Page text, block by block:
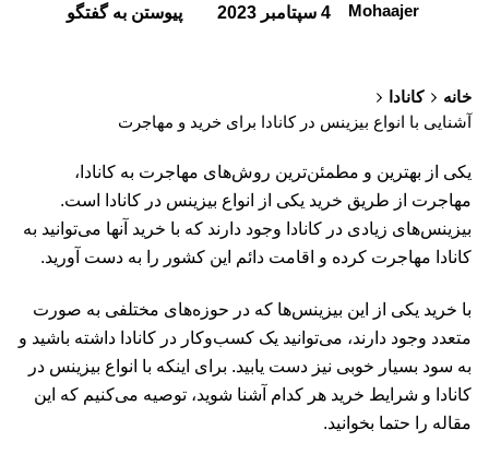
Mohaajer
پیوستن به گفتگو
خانه
کانادا
آشنایی با انواع بیزینس در کانادا برای خرید و مهاجرت
یکی از بهترین و مطمئن‌ترین روش‌های مهاجرت به کانادا،
مهاجرت از طریق خرید یکی از انواع بیزینس در کانادا است.
بیزینس‌های زیادی در کانادا وجود دارند که با خرید آنها می‌توانید به
کانادا مهاجرت کرده و اقامت دائم این کشور را به دست آورید.
با خرید یکی از این بیزینس‌ها که در حوزه‌های مختلفی به صورت
متعدد وجود دارند، می‌توانید یک کسب‌وکار در کانادا داشته باشید و
به سود بسیار خوبی نیز دست یابید. برای اینکه با انواع بیزینس در
کانادا و شرایط خرید هر کدام آشنا شوید، توصیه می‌کنیم که این
مقاله را حتما بخوانید.